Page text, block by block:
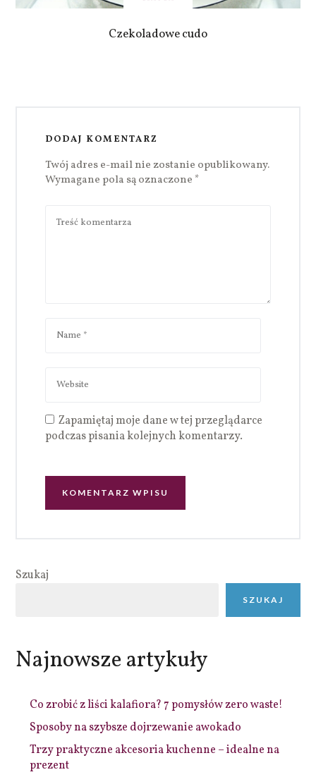
Czekoladowe cudo
DODAJ KOMENTARZ
Twój adres e-mail nie zostanie opublikowany.
Wymagane pola są oznaczone *
Zapamiętaj moje dane w tej przeglądarce
podczas pisania kolejnych komentarzy.
Szukaj
SZUKAJ
Najnowsze artykuły
Co zrobić z liści kalafiora? 7 pomysłów zero waste!
Sposoby na szybsze dojrzewanie awokado
Trzy praktyczne akcesoria kuchenne – idealne na
prezent